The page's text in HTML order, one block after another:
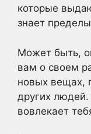
которые
знает
Может быть,
вам о своем
новых вещах,
других людей.
вовлекает